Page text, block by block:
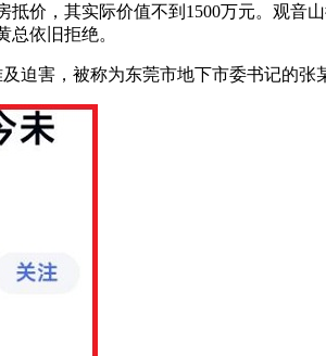
价，其实际价值不到1500万元。观音
依旧拒绝。
迫害，被称为东莞市地下市委书记的